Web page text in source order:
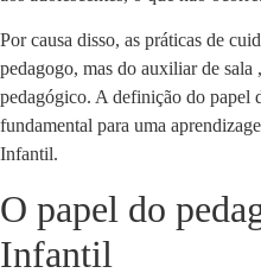
Por causa disso, as práticas de
pedagogo, mas do auxiliar de
pedagógico. A definição do papel
fundamental para uma
Infantil.
O papel do
Infantil